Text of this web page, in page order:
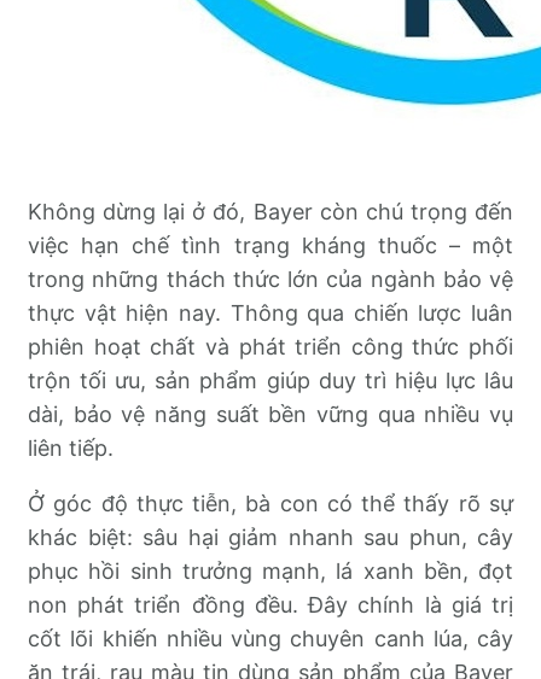
Không dừng lại ở đó, Bayer còn chú trọng đến
việc hạn chế tình trạng kháng thuốc – một
trong những thách thức lớn của ngành bảo vệ
thực vật hiện nay. Thông qua chiến lược luân
phiên hoạt chất và phát triển công thức phối
trộn tối ưu, sản phẩm giúp duy trì hiệu lực lâu
dài, bảo vệ năng suất bền vững qua nhiều vụ
liên tiếp.
Ở góc độ thực tiễn, bà con có thể thấy rõ sự
khác biệt: sâu hại giảm nhanh sau phun, cây
phục hồi sinh trưởng mạnh, lá xanh bền, đọt
non phát triển đồng đều. Đây chính là giá trị
cốt lõi khiến nhiều vùng chuyên canh lúa, cây
ăn trái, rau màu tin dùng sản phẩm của Bayer